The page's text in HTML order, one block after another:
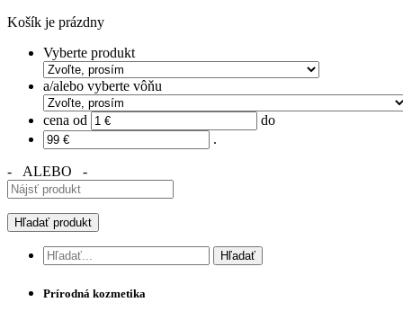
Košík je prázdny
Vyberte produkt
a/alebo vyberte vôňu
cena od
do
.
- ALEBO -
Prírodná kozmetika